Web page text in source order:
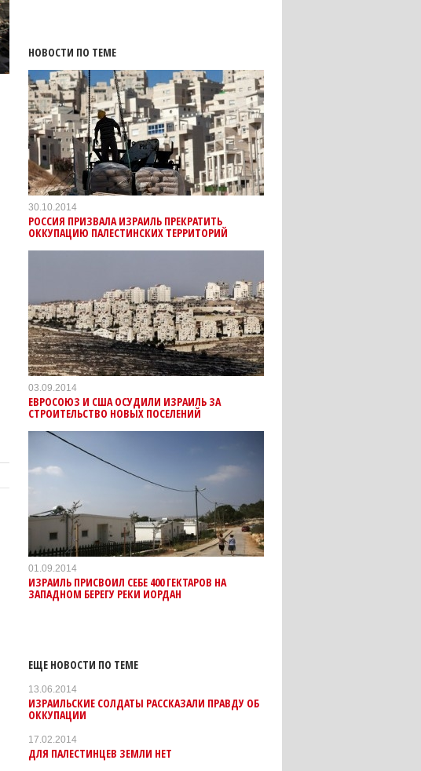
НОВОСТИ ПО ТЕМЕ
30.10.2014
РОССИЯ ПРИЗВАЛА ИЗРАИЛЬ ПРЕКРАТИТЬ
ОККУПАЦИЮ ПАЛЕСТИНСКИХ ТЕРРИТОРИЙ
03.09.2014
ЕВРОСОЮЗ И США ОСУДИЛИ ИЗРАИЛЬ ЗА
СТРОИТЕЛЬСТВО НОВЫХ ПОСЕЛЕНИЙ
01.09.2014
ИЗРАИЛЬ ПРИСВОИЛ СЕБЕ 400 ГЕКТАРОВ НА
ЗАПАДНОМ БЕРЕГУ РЕКИ ИОРДАН
ЕЩЕ НОВОСТИ ПО ТЕМЕ
13.06.2014
ИЗРАИЛЬСКИЕ СОЛДАТЫ РАССКАЗАЛИ ПРАВДУ ОБ
ОККУПАЦИИ
17.02.2014
ДЛЯ ПАЛЕСТИНЦЕВ ЗЕМЛИ НЕТ